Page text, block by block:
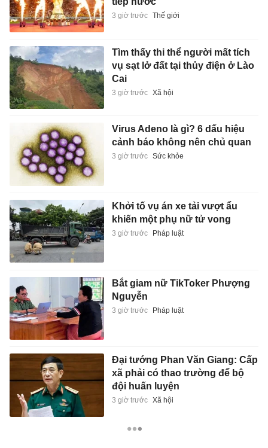
3 giờ trước Thế giới
Tìm thấy thi thể người mất tích
vụ sạt lở đất tại thủy điện ở Lào
Cai
3 giờ trước Xã hội
Virus Adeno là gì? 6 dấu hiệu
cảnh báo không nên chủ quan
3 giờ trước Sức khỏe
Khởi tố vụ án xe tải vượt ẩu
khiến một phụ nữ tử vong
3 giờ trước Pháp luật
Bắt giam nữ TikToker Phượng
Nguyễn
3 giờ trước Pháp luật
Đại tướng Phan Văn Giang: Cấp
xã phải có thao trường để bộ
đội huấn luyện
3 giờ trước Xã hội